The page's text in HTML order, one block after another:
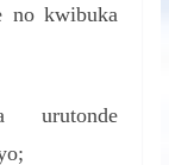
no kwibuka